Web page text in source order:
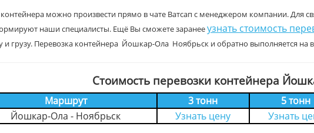
контейнера можно произвести прямо в чате Ватсап с менеджером компании. Для
наши специалисты. Ещё Вы сможете заранееузнать стоимость
грузу. Перевозка контейнера Йошкар-Ола Ноябрьск и обратно выполняется на
Стоимость перевозки контейнера
Маршрут 3 тонн 5 тонн
Йошкар-Ола - Ноябрьск
Узнать цену Узнать